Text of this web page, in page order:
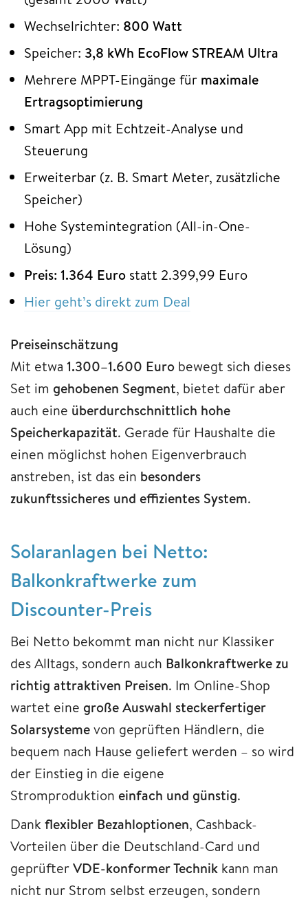
Wechselrichter: 800 Watt
Speicher: 3,8 kWh EcoFlow STREAM Ultra
Mehrere MPPT-Eingänge für maximale
Ertragsoptimierung
Smart App mit Echtzeit-Analyse und
Steuerung
Erweiterbar (z. B. Smart Meter, zusätzliche
Speicher)
Hohe Systemintegration (All-in-One-
Lösung)
Preis: 1.364 Euro statt 2.399,99 Euro
Hier geht’s direkt zum Deal
Preiseinschätzung
Mit etwa 1.300–1.600 Euro bewegt sich dieses
Set im gehobenen Segment, bietet dafür aber
auch eine überdurchschnittlich hohe
Speicherkapazität. Gerade für Haushalte die
einen möglichst hohen Eigenverbrauch
anstreben, ist das ein besonders
zukunftssicheres und effizientes System.
Solaranlagen bei Netto:
Balkonkraftwerke zum
Discounter-Preis
Bei Netto bekommt man nicht nur Klassiker
des Alltags, sondern auch Balkonkraftwerke zu
richtig attraktiven Preisen. Im Online-Shop
wartet eine große Auswahl steckerfertiger
Solarsystemevon geprüften Händlern, die
bequem nach Hause geliefert werden – so wird
der Einstieg in die eigene
Stromproduktion einfach und günstig.
Dank flexibler Bezahloptionen, Cashback-
Vorteilen über die Deutschland-Card und
geprüfterVDE-konformer Technik kann man
nicht nur Strom selbst erzeugen, sondern